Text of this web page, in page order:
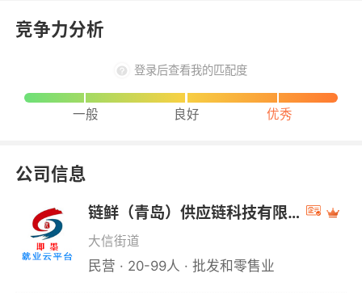
竞争力分析
登录后查看我的匹配度
一般 良好 优秀
公司信息
链鲜（青岛）供应链科技有限公司
大信街道
民营 · 20-99人 · 批发和零售业